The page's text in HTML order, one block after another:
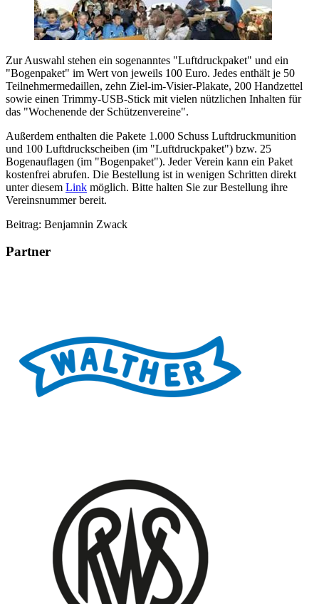
Zur Auswahl stehen ein sogenanntes "Luftdruckpaket" und ein
"Bogenpaket" im Wert von jeweils 100 Euro. Jedes enthält je 50
Teilnehmermedaillen, zehn Ziel-im-Visier-Plakate, 200 Handzettel
sowie einen Trimmy-USB-Stick mit vielen nützlichen Inhalten für
das "Wochenende der Schützenvereine".
Außerdem enthalten die Pakete 1.000 Schuss Luftdruckmunition
und 100 Luftdruckscheiben (im "Luftdruckpaket") bzw. 25
Bogenauflagen (im "Bogenpaket"). Jeder Verein kann ein Paket
kostenfrei abrufen. Die Bestellung ist in wenigen Schritten direkt
unter diesem Link möglich. Bitte halten Sie zur Bestellung ihre
Vereinsnummer bereit.
Beitrag: Benjamnin Zwack
Partner